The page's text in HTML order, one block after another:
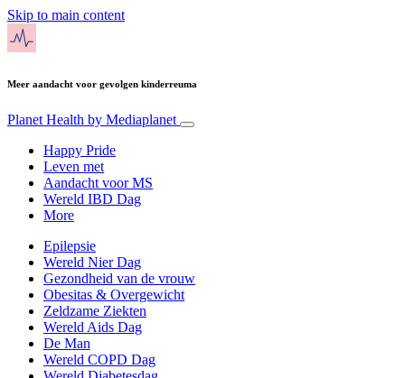
Skip to main content
Meer aandacht voor gevolgen kinderreuma
Planet Health by Mediaplanet
Happy Pride
Leven met
Aandacht voor MS
Wereld IBD Dag
More
Epilepsie
Wereld Nier Dag
Gezondheid van de vrouw
Obesitas & Overgewicht
Zeldzame Ziekten
Wereld Aids Dag
De Man
Wereld COPD Dag